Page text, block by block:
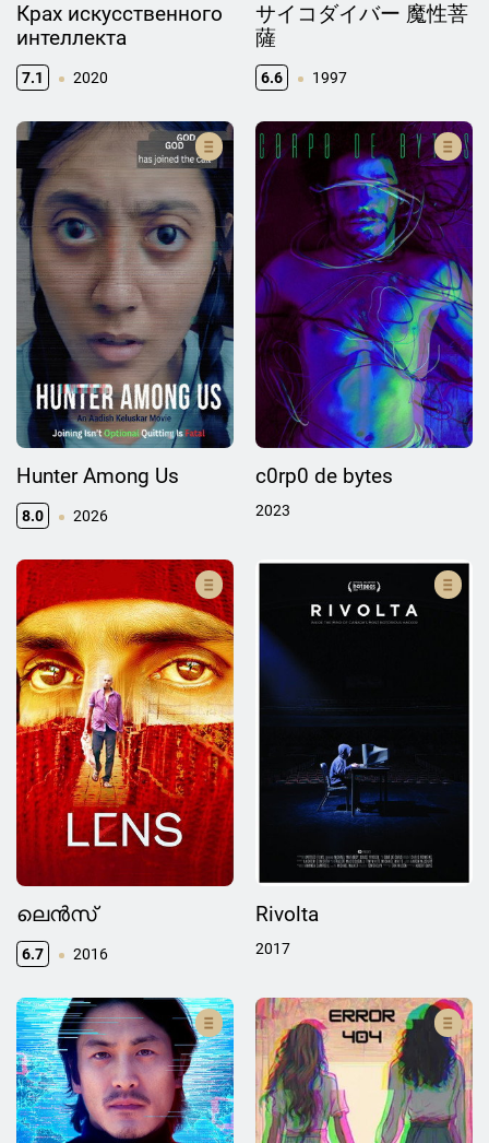
Крах искусственного
интеллекта
7.1 2020
サイコダイバー 魔性菩
薩
6.6 1997
Hunter Among Us
8.0 2026
c0rp0 de bytes
2023
ലെൻസ്
6.7 2016
Rivolta
2017